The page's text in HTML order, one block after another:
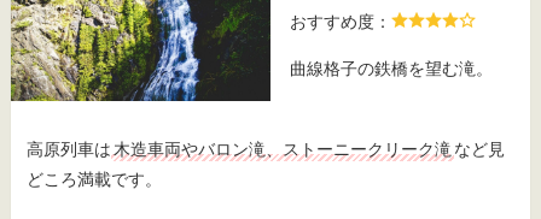
おすすめ度：
曲線格子の鉄橋を望む滝。
高原列車は 木造車両やバロン滝、ストーニークリーク滝 など見
どころ満載です。